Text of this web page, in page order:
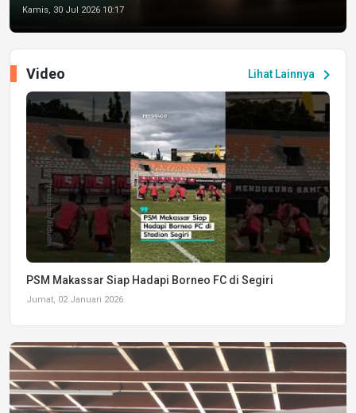
Kamis, 30 Jul 2026 10:17
Lihat Lainnya chevron_right
Video
PSM Makassar Siap Hadapi Borneo FC di Segiri
Jumat, 02 Januari 2026